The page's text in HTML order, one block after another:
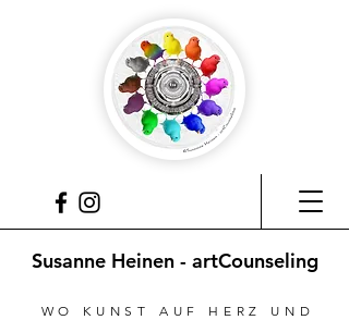
Susanne Heinen - artCounseling
WO KUNST AUF HERZ UND